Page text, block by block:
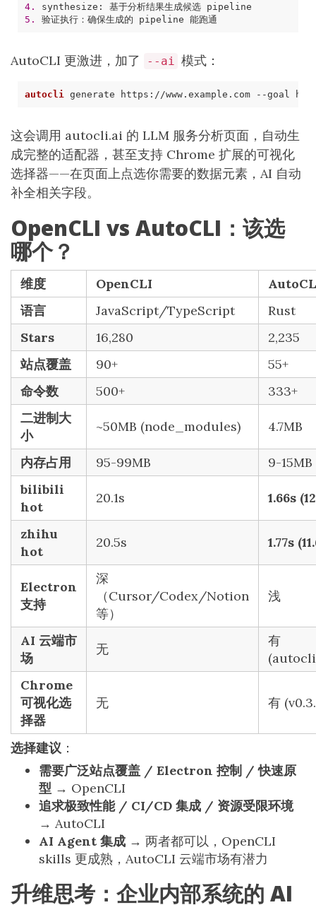
4.
synthesize : 基于分析结果生成候选
pipeline
5.
验证执行：确保生成的 pipeline 能跑通
AutoCLI 更激进，加了 --ai 模式：
autocli generate https://www.example.com
这会调用 autocli.ai 的 LLM 服务分析页面，自动生
成完整的适配器，甚至支持 Chrome 扩展的可视化
选择器——在页面上点选你需要的数据元素，AI 自动
补全相关字段。
OpenCLI vs AutoCLI：该选
哪个？
维度 OpenCLI
语言
JavaScript/TypeScript
Rust
Stars
16,280
2,235
站点覆盖
90+
55+
命令数
500+
333+
二进制大
小
~50MB (node_modules) 4.7MB
内存占用 95-99MB
9-15MB
bilibili
hot
20.1s 1.66s
zhihu
hot
20.5s 1.77s
Electron
支持
深
（Cursor/Codex/Notion
等）
浅
AI 云端市
场
无
有
Chrome
可视化选
择器
无 有
选择建议 ：
需要广泛站点覆盖 / Electron 控制 / 快速原
型 → OpenCLI
追求极致性能 / CI/CD 集成 / 资源受限环境
→ AutoCLI
AI Agent 集成 → 两者都可以，OpenCLI
skills 更成熟，AutoCLI 云端市场有潜力
升维思考：企业内部系统的 AI